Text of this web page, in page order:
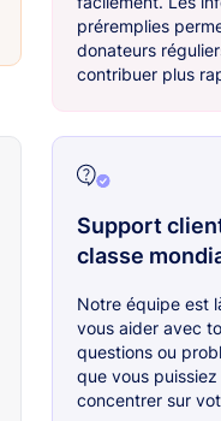
préremplies
donateurs
contribuer plus
Support
classe
Notre équipe est
vous aider avec
questions ou
que vous puissiez
concentrer sur